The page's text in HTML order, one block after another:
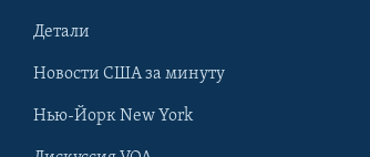
Детали
Новости США за минуту
Нью-Йорк New York